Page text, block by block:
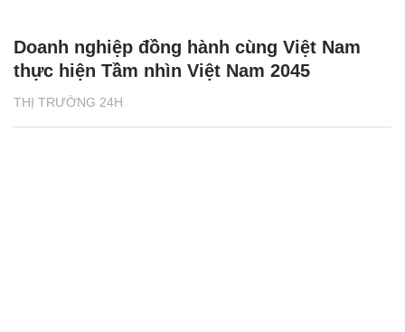
THỊ TRƯỜNG 24H
Doanh nghiệp đồng hành cùng Việt Nam
thực hiện Tầm nhìn Việt Nam 2045